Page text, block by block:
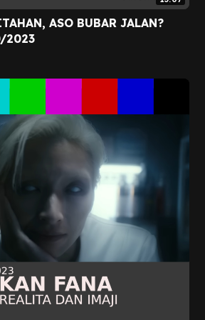
ASO BUBAR JALAN?
2023